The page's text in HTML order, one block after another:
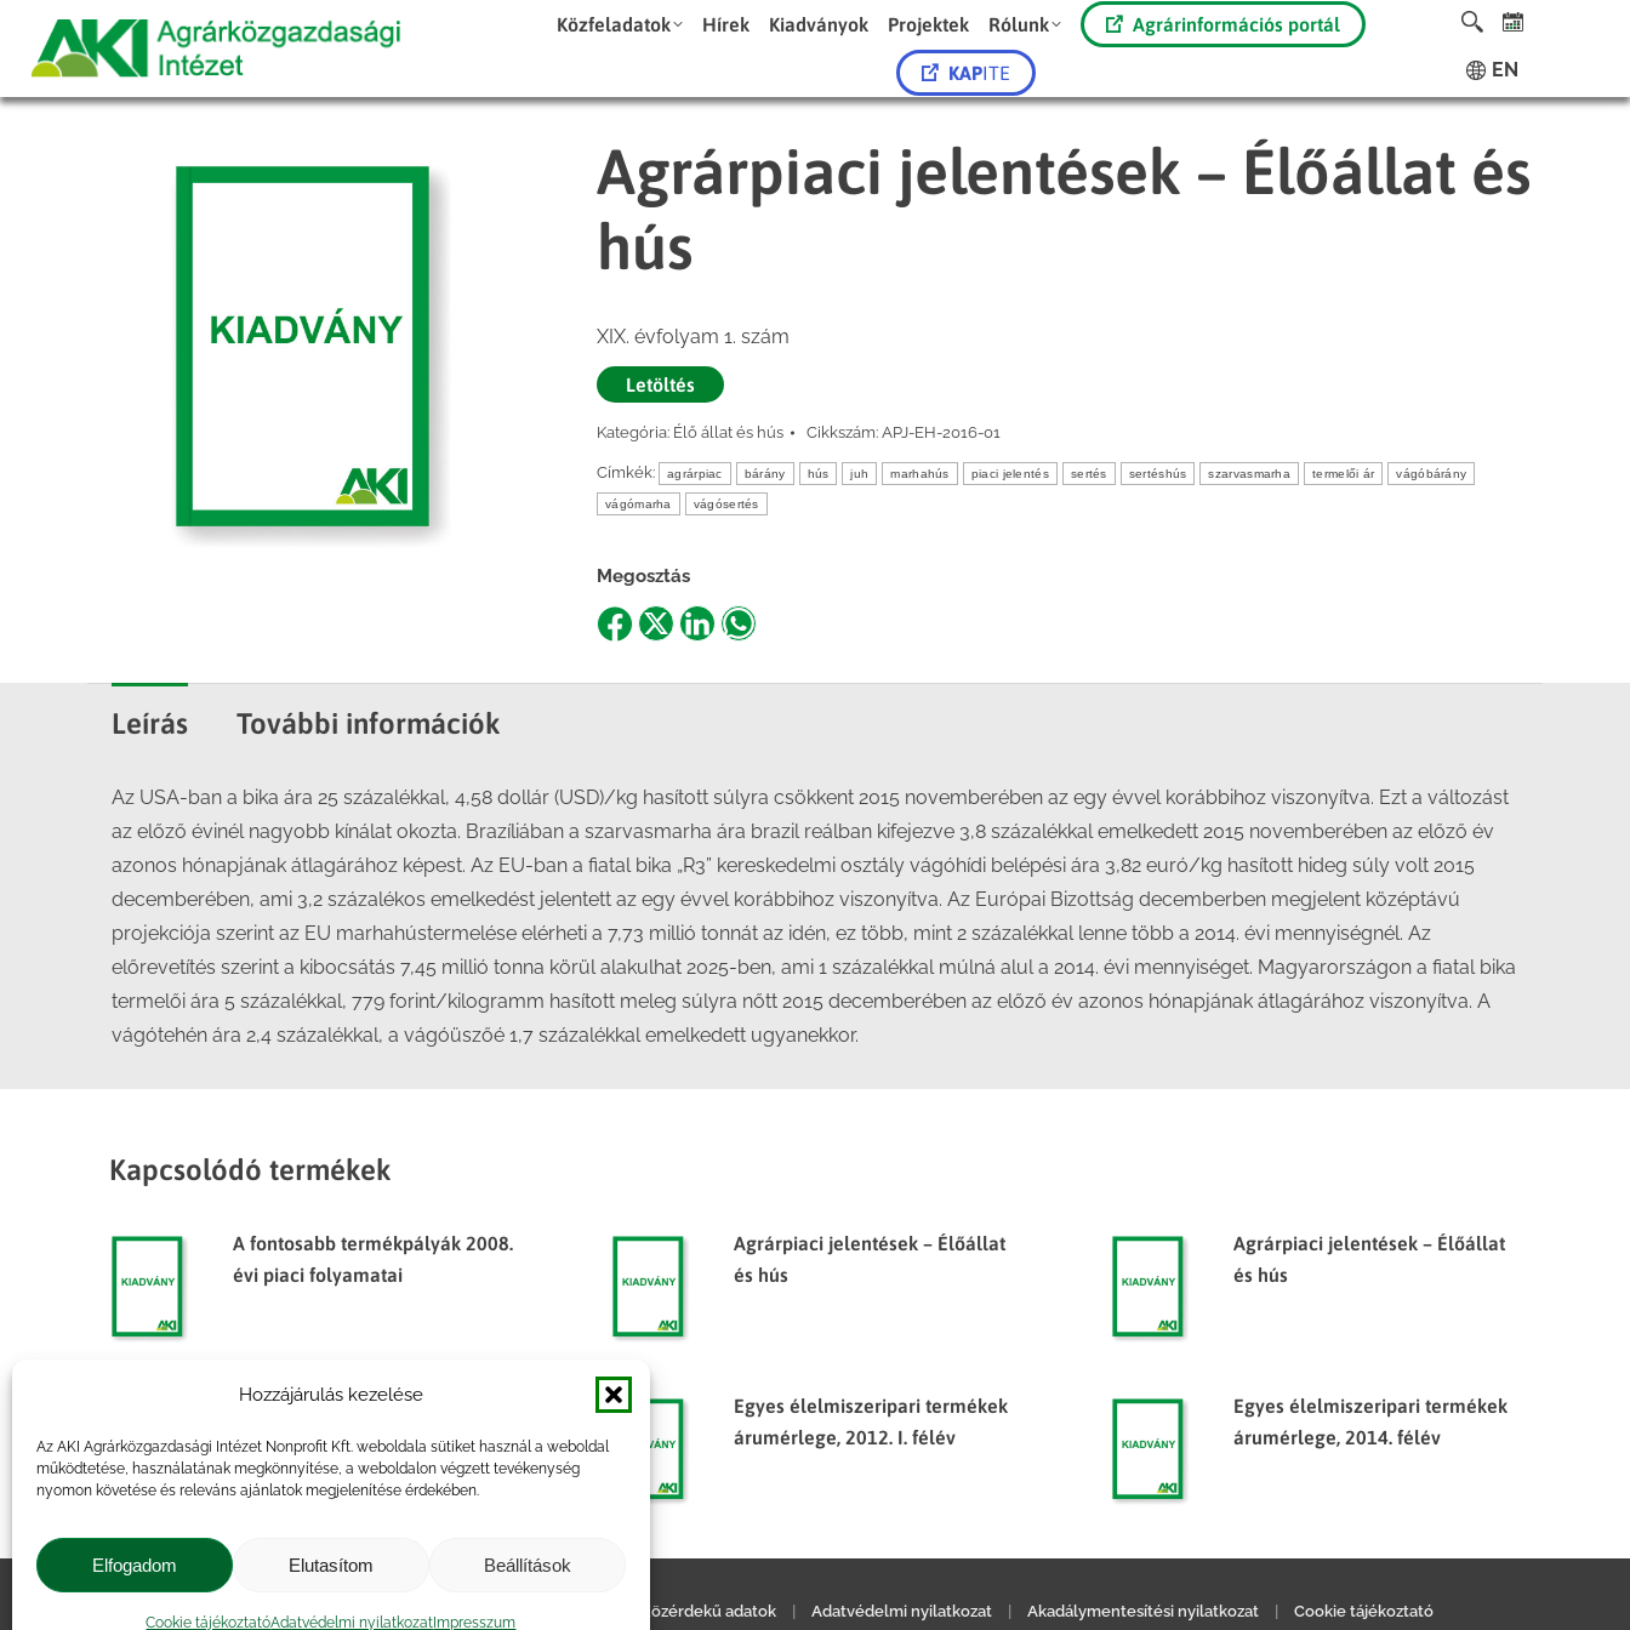
Hozzájárulás kezelése
Az AKI Agrárközgazdasági Intézet Nonprofit Kft. weboldala sütiket használ a weboldal
működtetése, használatának megkönnyítése, a weboldalon végzett tevékenység
nyomon követése és releváns ajánlatok megjelenítése érdekében.
Elfogadom Elutasítom Beállítások
Cookie tájékoztatóAdatvédelmi nyilatkozat Impresszum
Közfeladatok Hírek Kiadványok Projektek Rólunk Agrárinformációs portál
KAPITE EN
Agrárpiaci jelentések – Élőállat és
hús
XIX. évfolyam 1. szám
Letöltés
Kategória: Élő állat és hús Cikkszám: APJ-EH-2016-01
Címkék: agrárpiac bárány hús juh marhahús piaci jelentés sertés sertéshús szarvasmarha termelői ár vágóbárány
vágómarha vágósertés
Megosztás
ShareShareShareShare
Leírás További információk
Az USA-ban a bika ára 25 százalékkal, 4,58 dollár (USD)/kg hasított súlyra csökkent 2015 novemberében az egy évvel korábbihoz viszonyítva. Ezt a változást
az előző évinél nagyobb kínálat okozta. Brazíliában a szarvasmarha ára brazil reálban kifejezve 3,8 százalékkal emelkedett 2015 novemberében az előző év
azonos hónapjának átlagárához képest. Az EU-ban a fiatal bika „R3” kereskedelmi osztály vágóhídi belépési ára 3,82 euró/kg hasított hideg súly volt 2015
decemberében, ami 3,2 százalékos emelkedést jelentett az egy évvel korábbihoz viszonyítva. Az Európai Bizottság decemberben megjelent középtávú
projekciója szerint az EU marhahústermelése elérheti a 7,73 millió tonnát az idén, ez több, mint 2 százalékkal lenne több a 2014. évi mennyiségnél. Az
előrevetítés szerint a kibocsátás 7,45 millió tonna körül alakulhat 2025-ben, ami 1 százalékkal múlná alul a 2014. évi mennyiséget. Magyarországon a fiatal bika
termelői ára 5 százalékkal, 779 forint/kilogramm hasított meleg súlyra nőtt 2015 decemberében az előző év azonos hónapjának átlagárához viszonyítva. A
vágótehén ára 2,4 százalékkal, a vágóüszőé 1,7 százalékkal emelkedett ugyanekkor.
Kapcsolódó termékek
A fontosabb termékpályák 2008.
évi piaci folyamatai
Agrárpiaci jelentések – Élőállat
és hús
Agrárpiaci jelentések – Élőállat
és hús
Agrárpiaci jelentések – Élőállat
és hús
Egyes élelmiszeripari termékek
árumérlege, 2012. I. félév
Egyes élelmiszeripari termékek
árumérlege, 2014. félév
Impresszum Kapcsolat Közérdekű adatok Adatvédelmi nyilatkozat Akadálymentesítési nyilatkozat Cookie tájékoztató